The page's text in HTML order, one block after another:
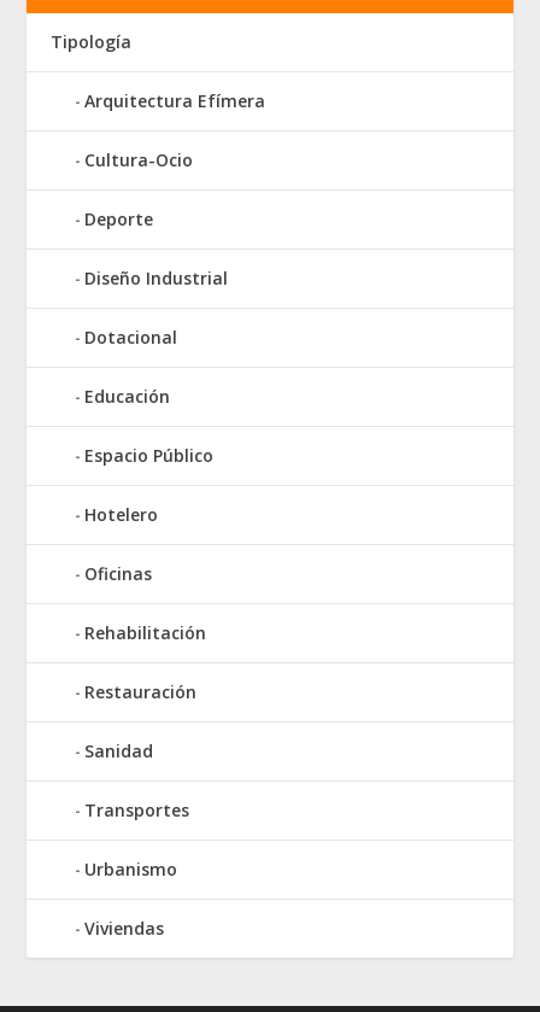
Tipología
Arquitectura Efímera
Cultura-Ocio
Deporte
Diseño Industrial
Dotacional
Educación
Espacio Público
Hotelero
Oficinas
Rehabilitación
Restauración
Sanidad
Transportes
Urbanismo
Viviendas